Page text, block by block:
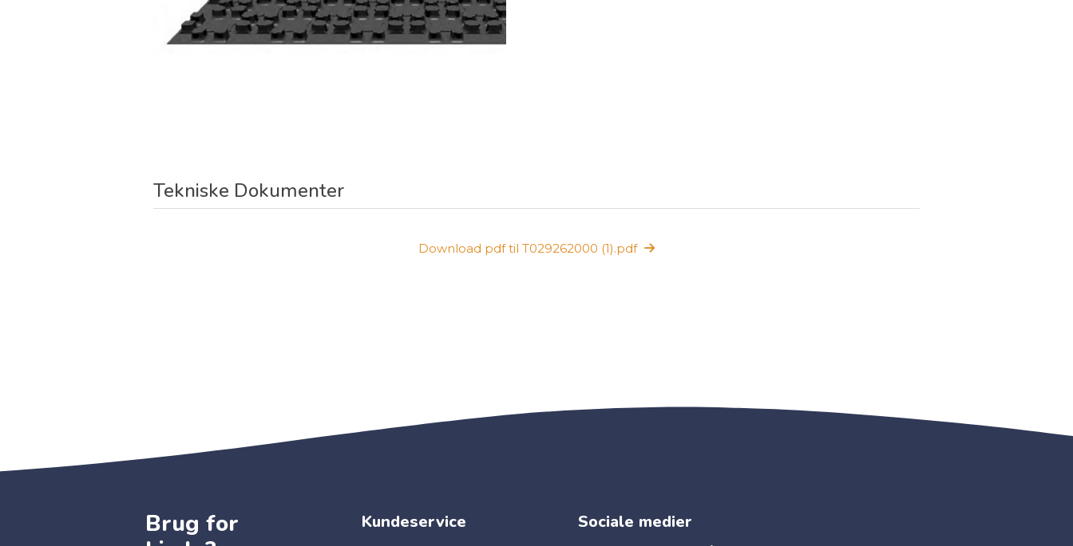
Tekniske Dokumenter
Download pdf til T029262000 (1).pdf
Brug for
Kundeservice Sociale medier